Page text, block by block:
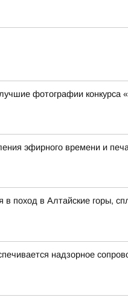
фотографии
эфирного времени и
в поход в Алтайские
надзорное